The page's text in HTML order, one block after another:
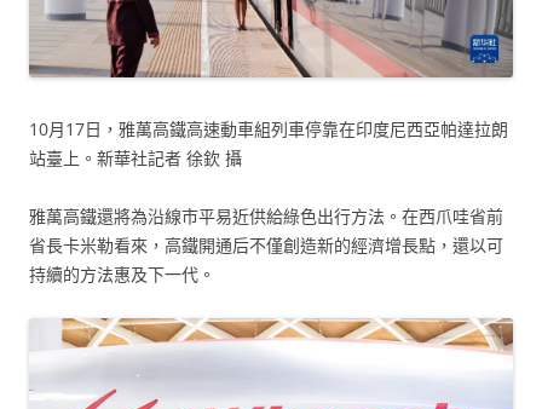
10月17日，雅萬高鐵高速動車組列車停靠在印度尼西亞帕達拉朗
站臺上。新華社記者 徐欽 攝
雅萬高鐵還將為沿線市平易近供給綠色出行方法。在西爪哇省前
省長卡米勒看來，高鐵開通后不僅創造新的經濟增長點，還以可
持續的方法惠及下一代。